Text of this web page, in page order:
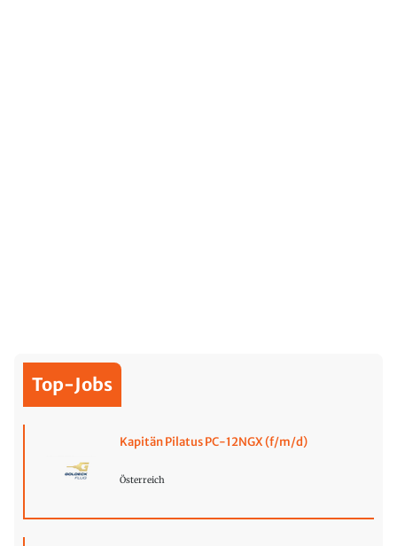
Top-Jobs
Kapitän Pilatus PC-12NGX (f/m/d)
Österreich